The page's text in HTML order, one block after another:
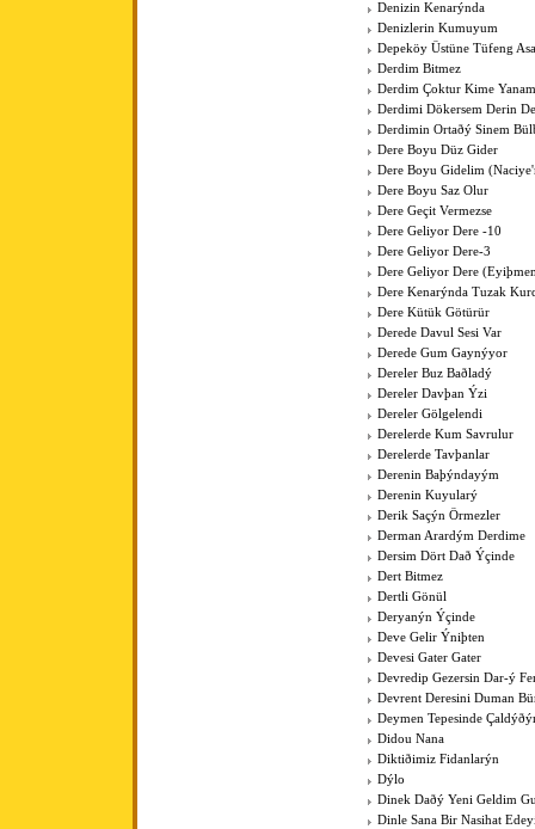
Denizin Kenarýnda
Denizlerin Kumuyum
Depeköy Üstüne Tüfeng
Derdim Bitmez
Derdim Çoktur Kime
Derdimi Dökersem Derin
Derdimin Ortaðý Sinem
Dere Boyu Düz Gider
Dere Boyu Gidelim
Dere Boyu Saz Olur
Dere Geçit Vermezse
Dere Geliyor Dere -10
Dere Geliyor Dere-3
Dere Geliyor Dere
Dere Kenarýnda Tuzak
Dere Kütük Götürür
Derede Davul Sesi Var
Derede Gum Gaynýyor
Dereler Buz Baðladý
Dereler Davþan Ýzi
Dereler Gölgelendi
Derelerde Kum Savrulur
Derelerde Tavþanlar
Derenin Baþýndayým
Derenin Kuyularý
Derik Saçýn Örmezler
Derman Arardým Derdime
Dersim Dört Dað Ýçinde
Dert Bitmez
Dertli Gönül
Deryanýn Ýçinde
Deve Gelir Ýniþten
Devesi Gater Gater
Devredip Gezersin Dar-ý
Devrent Deresini Duman
Deymen Tepesinde
Didou Nana
Diktiðimiz Fidanlarýn
Dýlo
Dinek Daðý Yeni Geldim
Dinle Sana Bir Nasihat